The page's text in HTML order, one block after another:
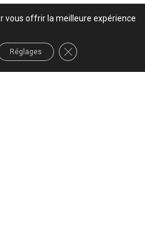
Québec.
Infolettre
vous offrir la meilleure expérience
Réglages FERMER LA